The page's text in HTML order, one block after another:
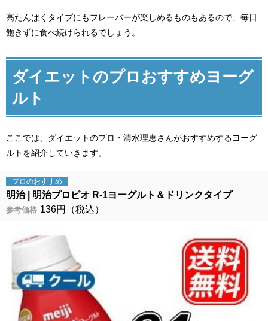
高たんぱくタイプにもフレーバーが楽しめるものもあるので、毎日
飽きずに食べ続けられるでしょう。
ダイエットのプロおすすめヨーグ
ルト
ここでは、ダイエットのプロ・清水理恵さんがおすすめするヨーグ
ルトを紹介していきます。
プロのおすすめ
明治 明治プロビオ R-1ヨーグルト＆ドリンクタイプ
参考価格 136円（税込）